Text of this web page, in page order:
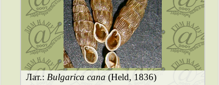
Лат.: Bulgarica cana (Held, 1836)